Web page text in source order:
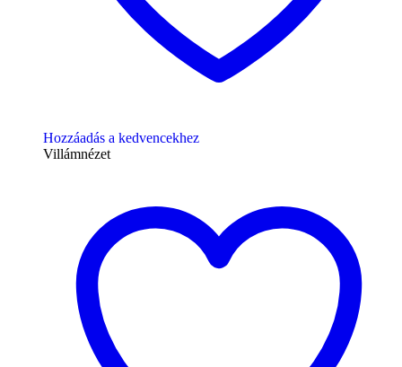
Hozzáadás a kedvencekhez
Villámnézet